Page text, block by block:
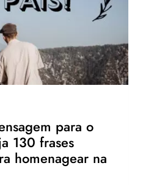
para o
130 frases
homenagear na